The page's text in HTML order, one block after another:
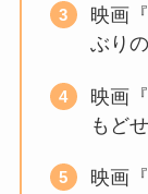
映画
ぶり
映画
もど
映画